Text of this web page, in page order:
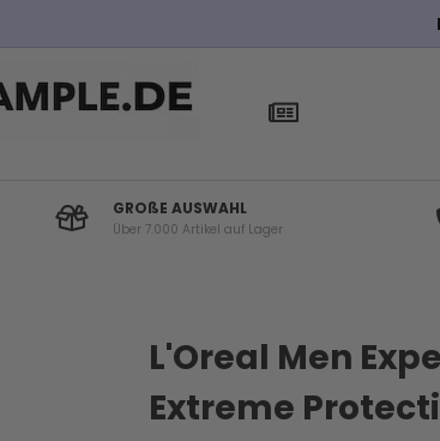
GROßE AUSWAHL
Über 7.000 Artikel auf Lager
L'Oreal Men
Extreme